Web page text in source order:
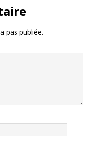
pas publiée.